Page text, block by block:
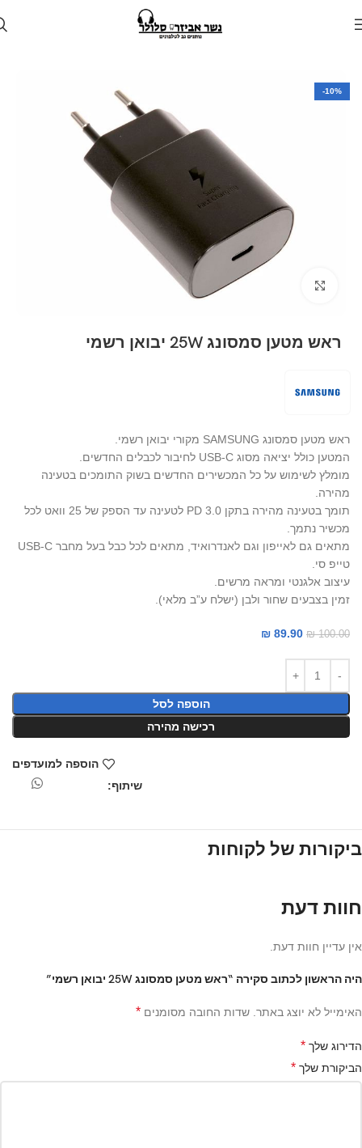
מטען קיר
-10%
Click to enlarge
ראש מטען סמסונג 25W יבואן רשמי
ראש מטען סמסונג SAMSUNG מקורי יבואן רשמי.
המטען כולל יציאה מסוג USB-C לחיבור לכבלים החדשים.
מומלץ לשימוש על כל המכשירים החדשים בשוק התומכים בטעינה
מהירה.
תומך בטעינה מהירה בתקן PD 3.0 לטעינה עד הספק של 25 וואט לכל
מכשיר נתמך.
מתאים גם לאייפון וגם לאנדרואיד, מתאים לכל כבל בעל מחבר USB-C
טייפ סי.
עיצוב אלגנטי ומראה מרשים.
זמין בצבעים שחור ולבן (ישלח ע”ב מלאי).
₪100.00
₪ 89.90
הוספה לסל
רכישה מהירה
הוספה למועדפים
שיתוף:
ביקורות של לקוחות
חוות דעת
אין עדיין חוות דעת.
היה הראשון לכתוב סקירה “ראש מטען סמסונג 25W יבואן רשמי”
האימייל לא יוצג באתר. שדות החובה מסומנים *
הדירוג שלך *
הביקורת שלך *